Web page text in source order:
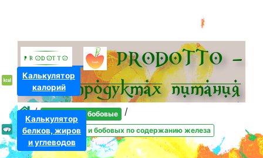
PRODOTTO –
всё о про­дуктах питания
/ Зерновые и бобовые /
Рейтинг зерновых и бобовых по содержанию железа
Калькулятор
калорий
Калькулятор
белков, жиров
и углеводов